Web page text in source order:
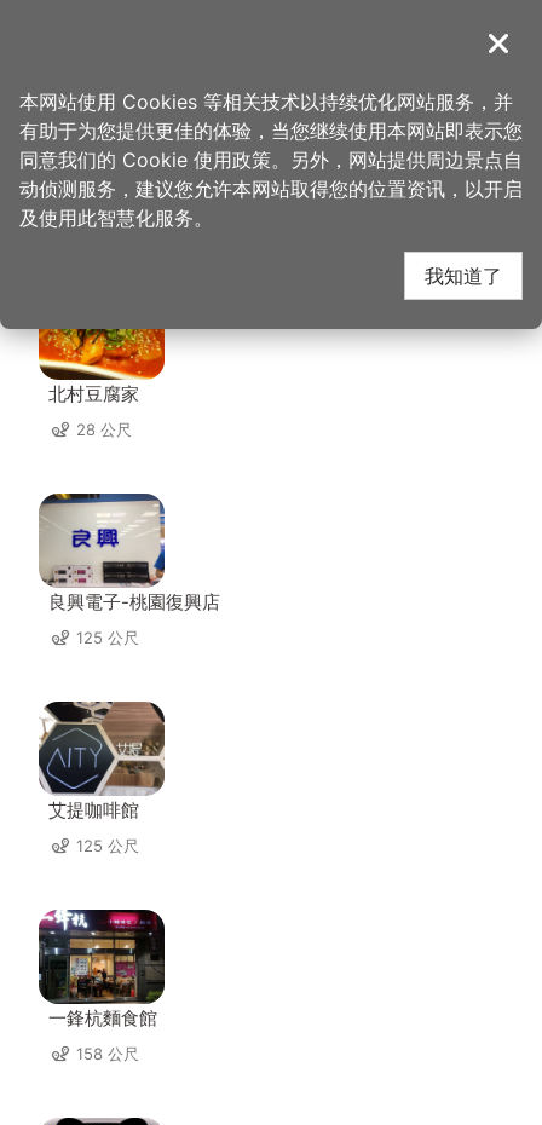
導覽
首页 > 想去的地方 > 美食、购物 > 统领广场
统领广场 周边店家
北村豆腐家
28 公尺
良興電子-桃園復興店
125 公尺
艾提咖啡館
125 公尺
一鋒杭麵食館
158 公尺
关闭
本网站使用 Cookies 等相关技术以持续优化网站服务，并
有助于为您提供更佳的体验，当您继续使用本网站即表示您
同意我们的 Cookie 使用政策。另外，网站提供周边景点自
动侦测服务，建议您允许本网站取得您的位置资讯，以开启
及使用此智慧化服务。
我知道了